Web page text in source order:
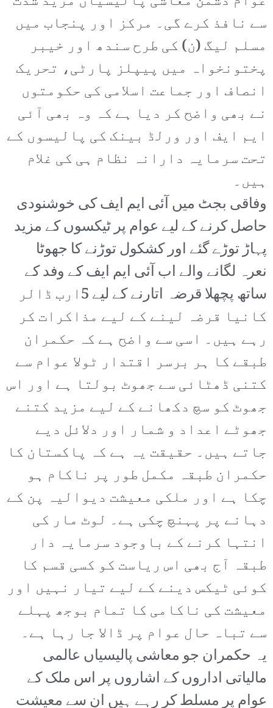
سے نافذ کرے گی۔ مرکز اور پنجاب میں
مسلم لیگ (ن) کی طرح سندھ اور خیبر
پختونخواہ میں پیپلز پارٹی، تحریک
انصاف اور جماعت اسلامی کی حکومتوں
نے بھی واضح کر دیا ہے کہ وہ بھی آئی
ایم ایف اور ورلڈ بینک کی پالیسوں کے
تحت سرمایہ دارانہ نظام ہی کی غلام
ہیں۔
وفاقی بجٹ میں آئی ایم ایف کی خوشنودی
حاصل کرنے کے لیے عوام پر ٹیکسوں کے مزید
پہاڑ توڑے گئے اور کشکول توڑنے کا جھوٹا
نعرہ لگانے والے اب آئی ایم ایف کے وفد کے
ساتھ پچھلا قرضہ اتارنے کے لیے 5ارب ڈالر
کانیا قرضہ لینے کے لیے مذاکرات کر
رہے ہیں۔ اسی سے واضح ہے کہ حکمران
طبقے کا ہر برسر اقتدار ٹولا عوام سے
کتنی ڈھٹائی سے جھوٹ بولتا ہے اور اس
جھوٹ کو سچ دکھانے کے لیے مزید کتنے
جھوٹے اعداد و شمار اور دلائل دیے
جاتے ہیں۔ حقیقت یہ ہے کہ پاکستان کا
حکمران طبقہ مکمل طور پر ناکام ہو
چکا ہے اور ملکی معیشت دیوالیہ پن کے
دہانے پر پہنچ چکی ہے۔ لوٹ مار کی
انتہا کرنے کے باوجود سرمایہ دار
طبقہ آج بھی اس ریاست کو کسی قسم کا
کوئی ٹیکس دینے کے لیے تیار نہیں اور
معیشت کی ناکامی کا تمام بوجھ پہلے
سے تباہ حال عوام پر ڈالا جا رہا ہے۔
یہ حکمران جو معاشی پالیسیاں عالمی
مالیاتی اداروں کے اشاروں پر اس ملک کے
عوام پر مسلط کر رہے ہیں ان سے معیشت